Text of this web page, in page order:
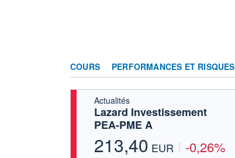
COURS PERFORMANCES ET RISQUES
Actualités
Lazard Investissement
PEA-PME A
213,40 EUR -0,26%